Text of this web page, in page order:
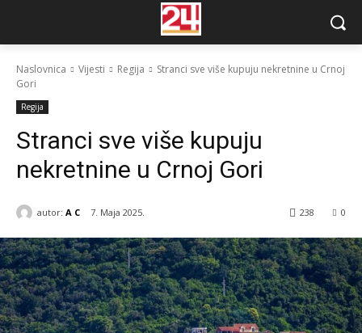
Naslovnica Vijesti Regija
Stranci sve više kupuju nekretnine u Crnoj
Gori
Regija
Stranci sve više kupuju
nekretnine u Crnoj Gori
autor: A C 7. Maja 2025. 0
238